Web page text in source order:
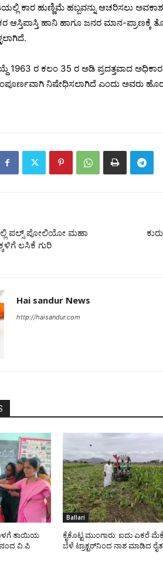
ಕಾರ ಹುಣ್ಣಿಮೆ ಹಬ್ಬವನ್ನು ಆಚರಿಸಲು
ಆಸ್ತಿಪಾಸ್ತಿ ಹಾನಿ ಹಾಗೂ ಜನರ ಮಾನ-
1963 ರ ಕಲಂ 35 ರ ಅಡಿ ಪ್ರದತ್ತವಾದ
ನಿಷೇಧಿಸಲಾಗಿದೆ ಎಂದು ಅವರು
ಪಲ್ಸ್ ಪೋಲಿಯೋ ಮಹಾ
ಲಸಿಕೆ ಗುರಿ
Hai sandur News
http://haisandur.com
ತಾಯಿಯ
ವಿ.ಪಿ
Ballari
ಕೈಕೊಟ್ಟ ಮುಂಗಾರು: ಐದು ಎಕರೆ
ಬೆಳೆ ಟ್ರಾಕ್ಟರ್‌ನಿಂದ ನಾಶ ಮಾಡಿದ ರೈತ